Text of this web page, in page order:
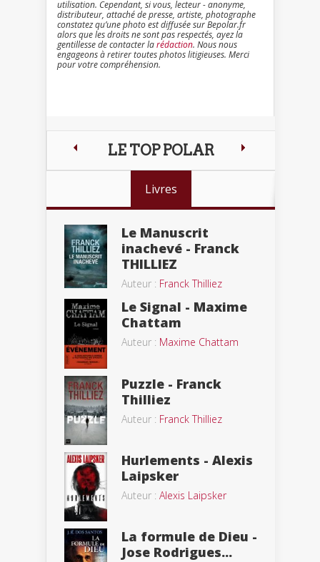
utilisation. Cependant, si vous, lecteur - anonyme,
distributeur, attaché de presse, artiste, photographe
constatez qu’une photo est diffusée sur Bepolar.fr
alors que les droits ne sont pas respectés, ayez la
gentillesse de contacter larédaction. Nous nous
engageons à retirer toutes photos litigieuses. Merci
pour votre compréhension.
LE TOP POLAR
Livres
Le Manuscrit
inachevé - Franck
THILLIEZ
Auteur : Franck Thilliez
Le Signal - Maxime
Chattam
Auteur : Maxime Chattam
Puzzle - Franck
Thilliez
Auteur : Franck Thilliez
Hurlements - Alexis
Laipsker
Auteur : Alexis Laipsker
La formule de Dieu -
Jose Rodrigues...